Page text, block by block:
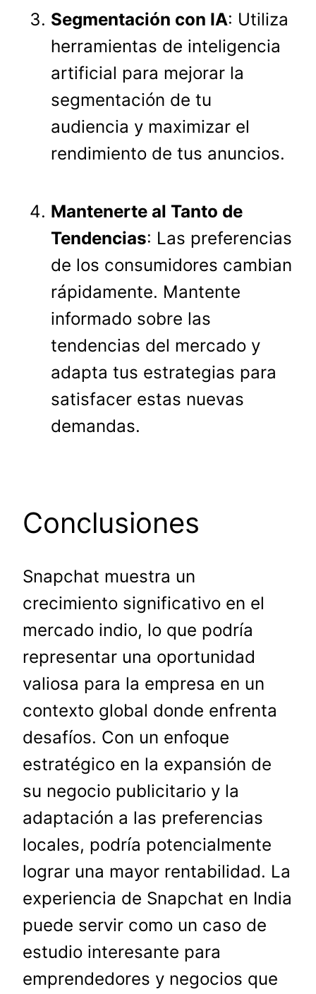
Segmentación con IA: Utiliza
herramientas de inteligencia
artificial para mejorar la
segmentación de tu
audiencia y maximizar el
rendimiento de tus anuncios.
Mantenerte al Tanto de
Tendencias: Las preferencias
de los consumidores cambian
rápidamente. Mantente
informado sobre las
tendencias del mercado y
adapta tus estrategias para
satisfacer estas nuevas
demandas.
Conclusiones
Snapchat muestra un
crecimiento significativo en el
mercado indio, lo que podría
representar una oportunidad
valiosa para la empresa en un
contexto global donde enfrenta
desafíos. Con un enfoque
estratégico en la expansión de
su negocio publicitario y la
adaptación a las preferencias
locales, podría potencialmente
lograr una mayor rentabilidad. La
experiencia de Snapchat en India
puede servir como un caso de
estudio interesante para
emprendedores y negocios que